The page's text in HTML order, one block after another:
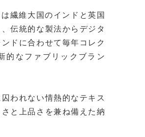
繊維大国のインドと英国
伝統的な製法からデジタ
ドに合わせて毎年コレク
的なファブリックブラン
われない情熱的なテキス
と上品さを兼ね備えた納